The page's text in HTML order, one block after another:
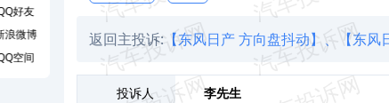
返回主投诉: 【东风日产 方向盘抖动】、 【东
投诉人 李先生
好友
浪微博
空间